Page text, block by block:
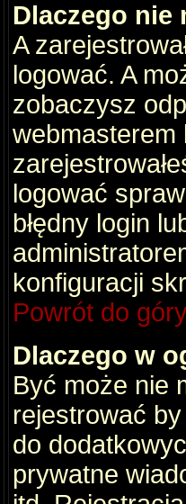
Dlaczego nie
A
logować. A
zobaczysz
webmasterem
logować
błędny login
konfiguracji
Powrót do
Dlaczego w
Być może nie
rejestrować
do
prywatne